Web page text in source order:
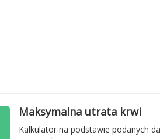
Maksymalna utrata krwi
Kalkulator na podstawie podanych